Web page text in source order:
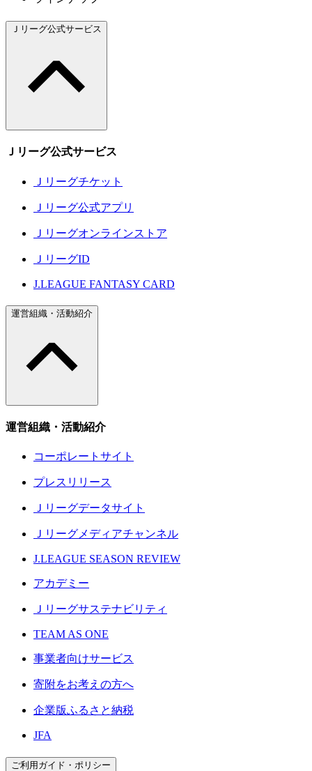
Ｊリーグ公式サービス
Ｊリーグ公式サービス
Ｊリーグチケット
Ｊリーグ公式アプリ
Ｊリーグオンラインストア
ＪリーグID
J.LEAGUE FANTASY CARD
運営組織・活動紹介
運営組織・活動紹介
コーポレートサイト
プレスリリース
Ｊリーグデータサイト
Ｊリーグメディアチャンネル
J.LEAGUE SEASON REVIEW
アカデミー
Ｊリーグサステナビリティ
TEAM AS ONE
事業者向けサービス
寄附をお考えの方へ
企業版ふるさと納税
JFA
ご利用ガイド・ポリシー